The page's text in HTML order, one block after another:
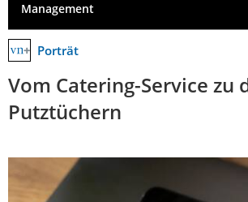
Management
Porträt
Vom Catering-Service zu
Putztüchern